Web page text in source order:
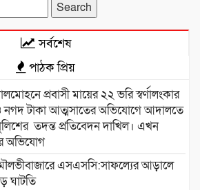
সর্বশেষ
পাঠক প্রিয়
প্রবাসী মায়ের ২২ ভরি স্বর্ণালংকার
নগদ টাকা আত্মসাতের অভিযোগে আদালতে
তদন্ত প্রতিবেদন দাখিল। এখন
অভিযোগ
এসএসসি:সাফল্যের আড়ালে
ঘাটতি